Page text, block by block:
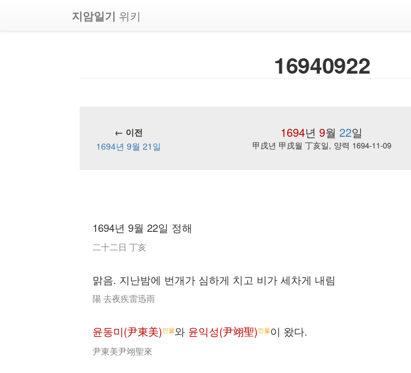
지암일기 위키
16940922
1694년 9월 22일
← 이전
1694년 9월 21일
甲戌년 甲戌월 丁亥일, 양력 1694-11-09
1694년 9월 22일 정해
二十二日 丁亥
맑음. 지난밤에 번개가 심하게 치고 비가 세차게 내림
陽 去夜疾雷迅雨
윤동미(尹東美)인물와 윤익성(尹翊聖)인물이 왔다.
尹東美尹翊聖來